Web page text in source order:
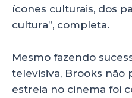
ícones culturais, dos
cultura”, completa.
Mesmo fazendo
televisiva, Brooks não
estreia no cinema foi